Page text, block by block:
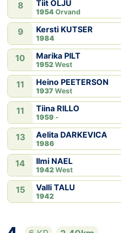
8 Tiit OLJU
1954Orvand
9 Kersti KUTSER
1984
10 Marika PILT
1952West
11 Heino PEETERSON
1937 West
11 Tiina RILLO
1959 -
13 Aelita DARKEVICA
1986
14 Ilmi NAEL
1942West
15 Valli TALU
1942